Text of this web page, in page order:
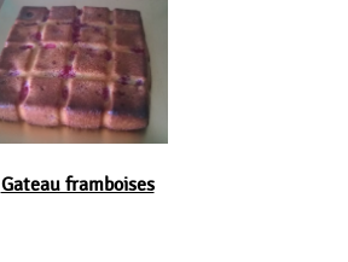
Gateau framboises